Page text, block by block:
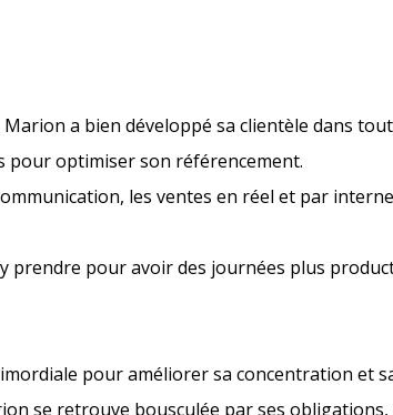
a bien développé sa clientèle dans
pour optimiser son référencement.
les ventes en réel et par
prendre pour avoir des journées plus
pour améliorer sa concentration et
se retrouve bousculée par ses